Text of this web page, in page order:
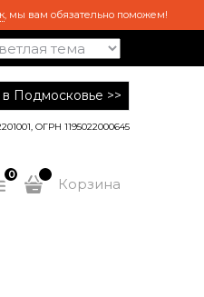
, мы вам обязательно поможем!
в Подмосковье >>
ОГРН 1195022000645
0
Корзина